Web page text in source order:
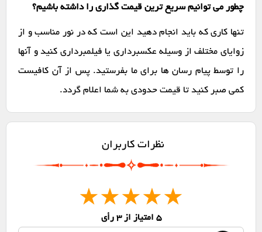
چطور می توانیم سریع ترین قیمت گذاری را داشته باشیم؟
تنها کاری که باید انجام دهید این است که در نور مناسب و از
زوایای مختلف از وسیله عکسبرداری یا فیلمبرداری کنید و آنها
را توسط پیام رسان ها برای ما بفرستید. پس از آن کافیست
کمی صبر کنید تا قیمت حدودی به شما اعلام گردد.
نظرات کاربران
★
★
★
★
★
5 امتیاز از 3 رأی